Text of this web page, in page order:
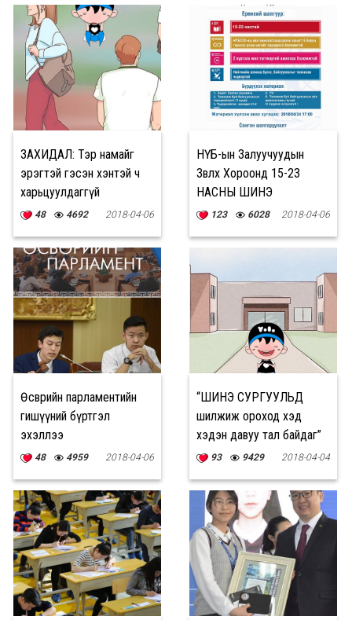
ЗАХИДАЛ: Тэр намайг
эрэгтэй гэсэн хэнтэй ч
харьцуулдаггүй
48 4692 2018-04-06
НҮБ-ын Залуучуудын
Зөвлөх Хороонд 15-23
НАСНЫ ШИНЭ
ГИШҮҮДИЙГ урьж байна
123 6028 2018-04-06
Өсвөрийн парламентийн
гишүүний бүртгэл
эхэллээ
48 4959 2018-04-06
“ШИНЭ СУРГУУЛЬД
шилжиж ороход хэд
хэдэн давуу тал байдаг”
93 9429 2018-04-04